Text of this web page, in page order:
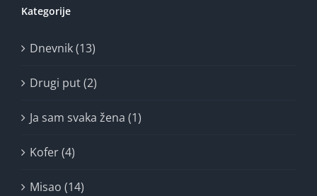
Kategorije
Dnevnik (13)
Drugi put (2)
Ja sam svaka žena (1)
Kofer (4)
Misao (14)